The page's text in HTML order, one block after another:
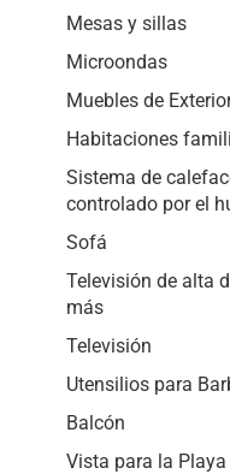
Mesas y sillas
Microondas
Muebles de
Habitaciones
Sistema de
controlado por el
Sofá
Televisión de alta
más
Televisión
Utensilios para
Balcón
Vista para la Playa